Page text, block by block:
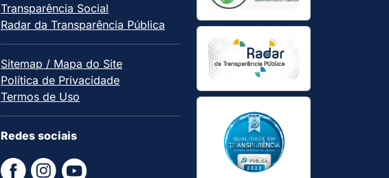
Transparência Social
Radar da Transparência Pública
Sitemap / Mapa do Site
Política de Privacidade
Termos de Uso
Redes sociais